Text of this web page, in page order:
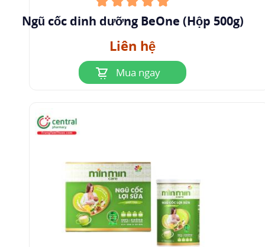
Ngũ cốc dinh dưỡng BeOne (Hộp 500g)
Liên hệ
Mua ngay